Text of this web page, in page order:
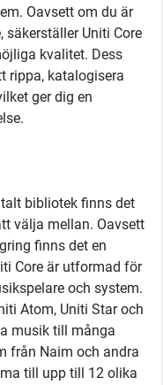
Oavsett om du är
Uniti Core
kvalitet. Dess
rippa, katalogisera
ger dig en
bibliotek finns det
välja mellan. Oavsett
finns det en
Core är utformad för
och system.
Atom, Uniti Star och
musik till många
från Naim och andra
till upp till 12 olika